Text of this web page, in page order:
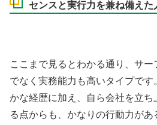
センスと実行力を兼ね備えた
ここまで見るとわかる通り、サ
でなく実務能力も高いタイプで
かな経歴に加え、自ら会社を立
る点からも、かなりの行動力があ